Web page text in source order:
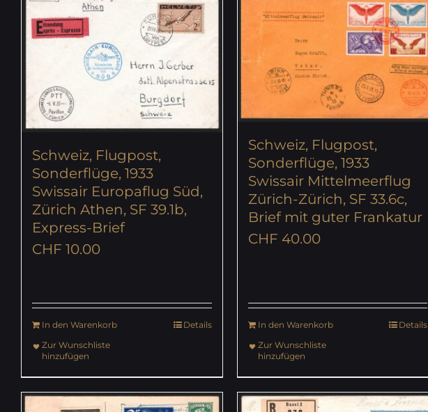
Schweiz, Flugpost,
Sonderflüge, 1933
Swissair Europaflug Süd,
Zürich Athen, SF 39.1b,
Express-Brief
CHF 10.00
In den Warenkorb
Details
Zur Wunschliste
hinzufügen
Schweiz, Flugpost,
Sonderflüge, 1933
Swissair Mittelmeerflug
Zürich-Zürich, SF 33.6c,
Brief mit guter Frankatur
CHF 40.00
In den Warenkorb
Details
Zur Wunschliste
hinzufügen